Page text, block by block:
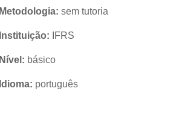
Metodologia: sem tutoria
Instituição: IFRS
Nível: básico
Idioma: português